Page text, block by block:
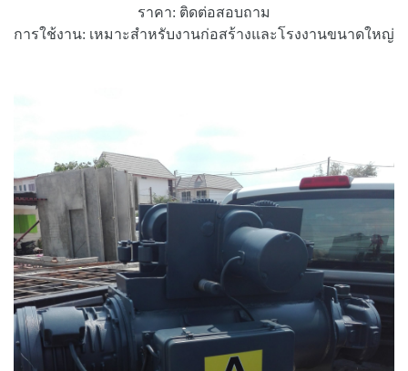
ราคา: ติดต่อสอบถาม
การใช้งาน: เหมาะสำหรับงานก่อสร้างและโรงงานขนาดใหญ่